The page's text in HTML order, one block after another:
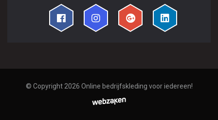
© Copyright 2026 Online bedrijfskleding voor iedereen!